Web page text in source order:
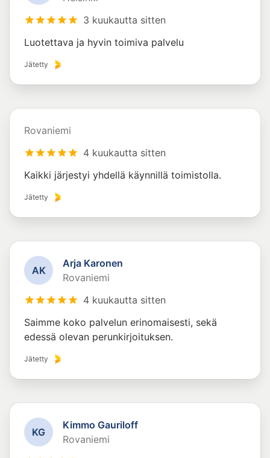
3 kuukautta sitten
Luotettava ja hyvin toimiva palvelu
Jätetty
Rovaniemi
4 kuukautta sitten
Kaikki järjestyi yhdellä käynnillä toimistolla.
Jätetty
AK
Arja Karonen
Rovaniemi
4 kuukautta sitten
Saimme koko palvelun erinomaisesti, sekä
edessä olevan perunkirjoituksen.
Jätetty
KG
Kimmo Gauriloff
Rovaniemi